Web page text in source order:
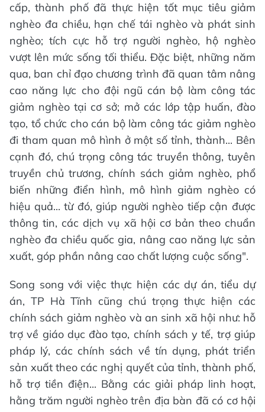
cấp, thành phố đã thực hiện tốt mục tiêu giảm
nghèo đa chiều, hạn chế tái nghèo và phát sinh
nghèo; tích cực hỗ trợ người nghèo, hộ nghèo
vượt lên mức sống tối thiểu. Đặc biệt, những năm
qua, ban chỉ đạo chương trình đã quan tâm nâng
cao năng lực cho đội ngũ cán bộ làm công tác
giảm nghèo tại cơ sở; mở các lớp tập huấn, đào
tạo, tổ chức cho cán bộ làm công tác giảm nghèo
đi tham quan mô hình ở một số tỉnh, thành... Bên
cạnh đó, chú trọng công tác truyền thông, tuyên
truyền chủ trương, chính sách giảm nghèo, phổ
biến những điển hình, mô hình giảm nghèo có
hiệu quả... từ đó, giúp người nghèo tiếp cận được
thông tin, các dịch vụ xã hội cơ bản theo chuẩn
nghèo đa chiều quốc gia, nâng cao năng lực sản
xuất, góp phần nâng cao chất lượng cuộc sống".
Song song với việc thực hiện các dự án, tiểu dự
án, TP Hà Tĩnh cũng chú trọng thực hiện các
chính sách giảm nghèo và an sinh xã hội như: hỗ
trợ về giáo dục đào tạo, chính sách y tế, trợ giúp
pháp lý, các chính sách về tín dụng, phát triển
sản xuất theo các nghị quyết của tỉnh, thành phố,
hỗ trợ tiền điện... Bằng các giải pháp linh hoạt,
hằng trăm người nghèo trên địa bàn đã có cơ hội